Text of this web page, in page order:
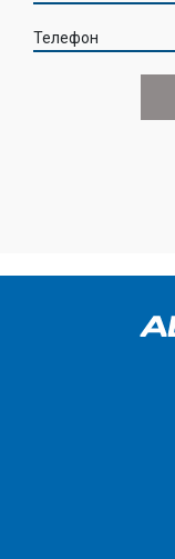
Телефон